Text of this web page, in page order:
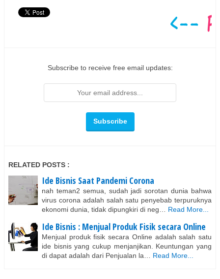
Subscribe to receive free email updates:
RELATED POSTS :
Ide Bisnis Saat Pandemi Corona
nah teman2 semua, sudah jadi sorotan dunia bahwa
virus corona adalah salah satu penyebab terpuruknya
ekonomi dunia, tidak dipungkiri di neg…
Read More...
Ide Bisnis : Menjual Produk Fisik secara Online
Menjual produk fisik secara Online adalah salah satu
ide bisnis yang cukup menjanjikan. Keuntungan yang
di dapat adalah dari Penjualan la… Read More...